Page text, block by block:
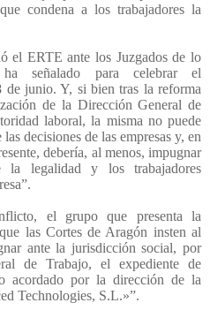
condena a los trabajadores la
el ERTE ante los Juzgados de lo
señalado para celebrar el
junio. Y, si bien tras la reforma
de la Dirección General de
laboral, la misma no puede
decisiones de las empresas y, en
debería, al menos, impugnar
la legalidad y los trabajadores
el grupo que presenta la
las Cortes de Aragón insten al
ante la jurisdicción social, por
de Trabajo, el expediente de
acordado por la dirección de la
Technologies, S.L.»”.